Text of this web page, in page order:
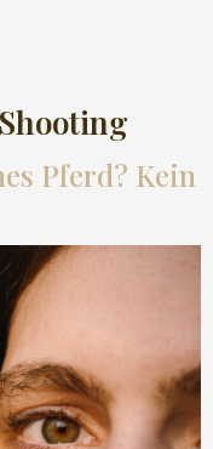
Pferd? Kein